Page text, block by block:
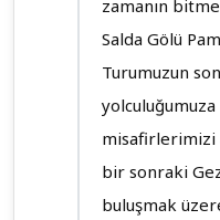
zamanın
Salda Gölü
Turumuzun
misafirlerimizi
bir sonraki
buluşmak